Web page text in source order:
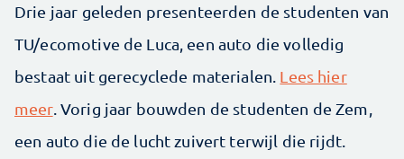
Drie jaar geleden presenteerden de studenten van
TU/ecomotive de Luca, een auto die volledig
bestaat uit gerecyclede materialen. Lees hier
meer. Vorig jaar bouwden de studenten de Zem,
een auto die de lucht zuivert terwijl die rijdt.